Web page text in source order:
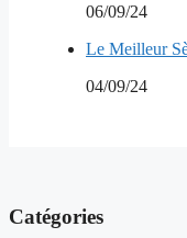
06/09/24
Le Meilleur
04/09/24
Catégories